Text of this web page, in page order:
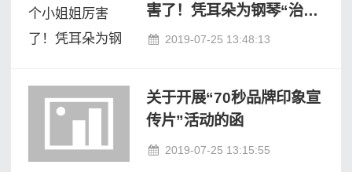
害了！凭耳朵为钢琴“治
病”2019-07-25 13:48:13
关于开展“70秒品牌印象宣
传片”活动的函
2019-07-25 13:15:55